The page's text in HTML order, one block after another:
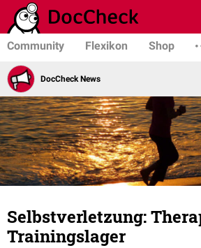
Community Flexikon Shop
DocCheck News
Selbstverletzung:
Trainingslager